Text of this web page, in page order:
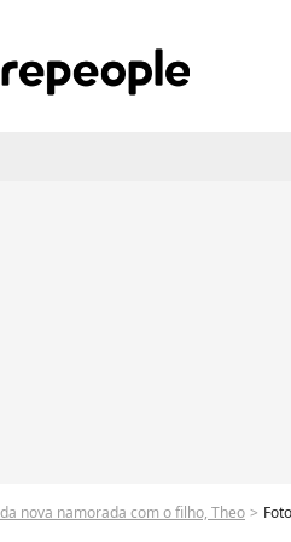
nova namorada com o filho, Theo Fotos: